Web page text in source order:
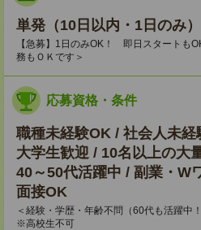
単発（10日以内・1日のみ）
【急募】1日のみOK！ 即日スタートも
務もＯＫです＞
応募資格・条件
職種未経験OK / 社会人未
大学生歓迎 / 10名以上の大
40～50代活躍中 / 副業・W
面接OK
＜経験・学歴・年齢不問（60代も活躍中
※高校生不可